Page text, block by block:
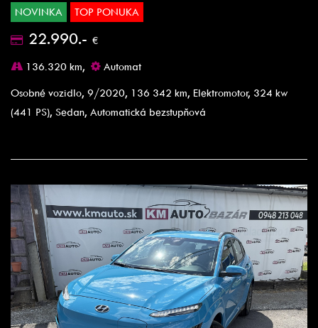
NOVINKA TOP PONUKA
22.990.- €
136.320 km,
Automat
Osobné vozidlo, 9/2020, 136 342 km, Elektromotor, 324 kw
(441 PS), Sedan, Automatická bezstupňová